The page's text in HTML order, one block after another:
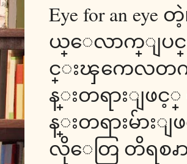
Eye for an
ယ္ေလာက္ျပင္ေ
င္းၾကေလတက
န္းတရားျဖင့္
န္းတရားမ်ား
လိုေတြ တိရစၧာ